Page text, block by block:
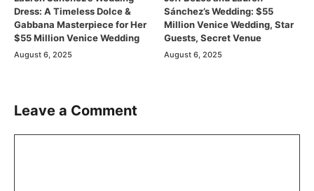
Dress: A Timeless Dolce &
Gabbana Masterpiece for Her
$55 Million Venice Wedding
August 6, 2025
Sánchez’s Wedding: $55
Million Venice Wedding, Star
Guests, Secret Venue
August 6, 2025
Leave a Comment